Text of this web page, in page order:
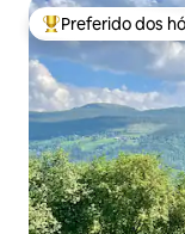
Entre os
Preferido dos